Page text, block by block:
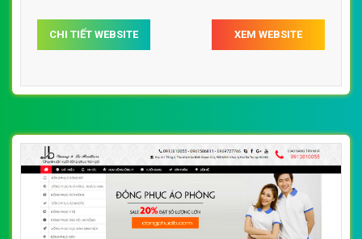
CHI TIẾT WEBSITE XEM WEBSITE